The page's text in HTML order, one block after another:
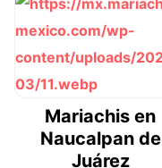
Mariachis en
Naucalpan de
Juárez